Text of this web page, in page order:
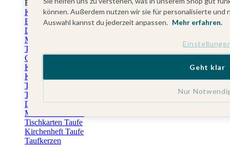
Eventplattform
Kommunionskarten
Einladungskarten Kommunion
Danksagung Kommunion
Menükarten Kommunion
Tischkarten Kommunion
Gästebuch Kommunion
Kerzen Kommunion
Kartenbox Kommunion
Taufkarten
Taufeinladungen
Dankeskarten Taufe
Menükarten Taufe
Tischkarten Taufe
Kirchenheft Taufe
Taufkerzen
können. Außerdem nutzen wir sie für personalisierte
Auswahl kannst du jederzeit anpassen. Mehr erfahren.
Nur
Geht klar